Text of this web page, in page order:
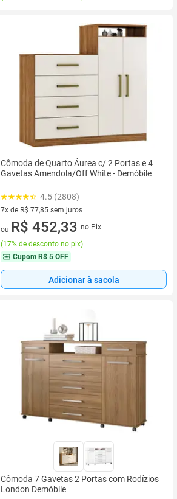
Cômoda de Quarto Áurea c/ 2 Portas e 4
Gavetas Amendola/Off White - Demóbile
4.5 (2808)
7x de R$ 77,85 sem juros
7 vez de R$ 77,85 sem juros
ou R$ 452,33 no Pix
(17% de desconto no pix)
Cupom R$ 5 OFF
Adicionar à sacola
Cômoda 7 Gavetas 2 Portas com Rodízios
London Demóbile